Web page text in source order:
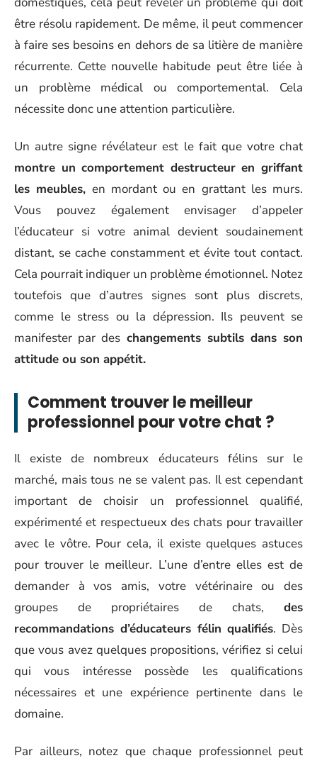
être résolu rapidement. De même, il peut commencer
à faire ses besoins en dehors de sa litière de manière
récurrente. Cette nouvelle habitude peut être liée à
un problème médical ou comportemental. Cela
nécessite donc une attention particulière.
Un autre signe révélateur est le fait que votre chat
montre un comportement destructeur en griffant
les meubles, en mordant ou en grattant les murs.
Vous pouvez également envisager d’appeler
l’éducateur si votre animal devient soudainement
distant, se cache constamment et évite tout contact.
Cela pourrait indiquer un problème émotionnel. Notez
toutefois que d’autres signes sont plus discrets,
comme le stress ou la dépression. Ils peuvent se
manifester par des changements subtils dans son
attitude ou son appétit.
Comment trouver le meilleur
professionnel pour votre chat ?
Il existe de nombreux éducateurs félins sur le
marché, mais tous ne se valent pas. Il est cependant
important de choisir un professionnel qualifié,
expérimenté et respectueux des chats pour travailler
avec le vôtre. Pour cela, il existe quelques astuces
pour trouver le meilleur. L’une d’entre elles est de
demander à vos amis, votre vétérinaire ou des
groupes de propriétaires de chats, des
recommandations d’éducateurs félin qualifiés. Dès
que vous avez quelques propositions, vérifiez si celui
qui vous intéresse possède les qualifications
nécessaires et une expérience pertinente dans le
domaine.
Par ailleurs, notez que chaque professionnel peut